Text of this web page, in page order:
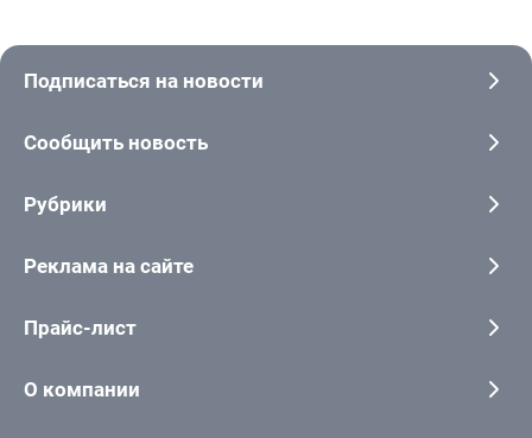
Подписаться на новости
Сообщить новость
Рубрики
Реклама на сайте
Прайс-лист
О компании